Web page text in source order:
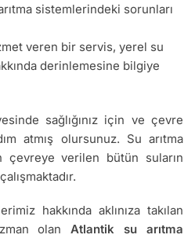
sistemlerindeki sorunları
veren bir servis, yerel su
derinlemesine bilgiye
sağlığınız için ve çevre
atmış olursunuz. Su arıtma
çevreye verilen bütün suların
hakkında aklınıza takılan
olanAtlantik su arıtma